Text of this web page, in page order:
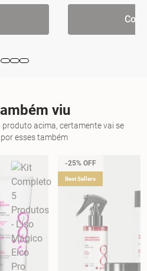
viu
produto acima, certamente vai se
esses também
-25% OFF
Best Sellers